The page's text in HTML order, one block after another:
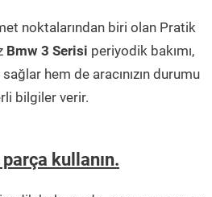
noktalarından biri olan Pratik
Bmw 3 Serisi periyodik bakımı,
hem de aracınızın durumu
bilgiler verir.
kullanın.